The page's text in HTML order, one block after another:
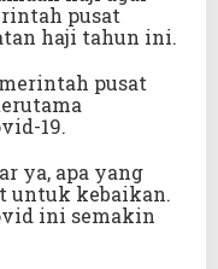
pusat
haji tahun ini.
pusat
19.
ya, apa yang
untuk kebaikan.
ini semakin